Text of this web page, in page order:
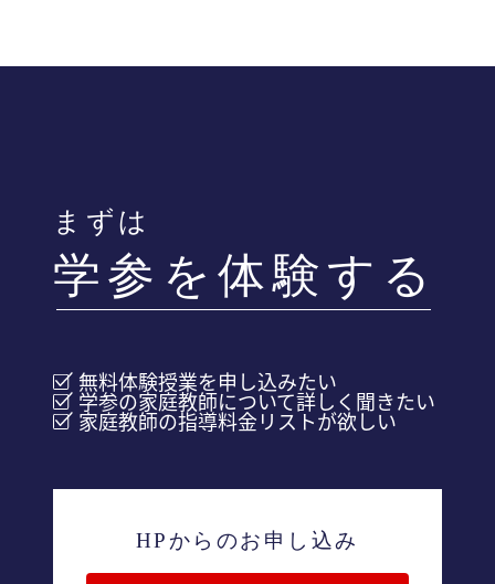
交代し再度体験授業を受けていただけます。
まずは
学参を体験する
無料体験授業を申し込みたい
学参の家庭教師について詳しく聞きたい
家庭教師の指導料金リストが欲しい
HPからのお申し込み